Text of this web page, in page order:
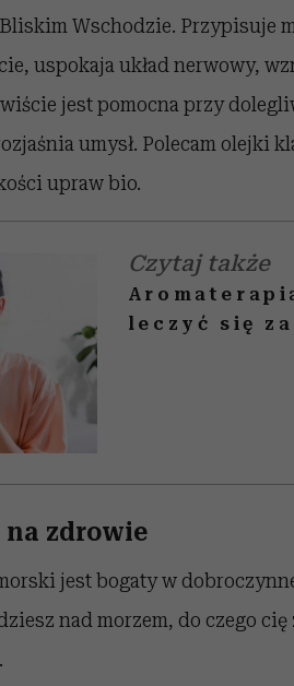
Wschodzie. Przypisuje
uspokaja układ nerwowy,
jest pomocna przy
umysł. Polecam olejki
upraw bio.
Czytaj także
leczyć się
na zdrowie
jest bogaty w
nad morzem, do czego